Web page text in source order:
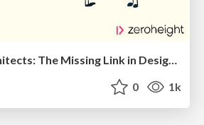
Information Architects: The Missing Link in Design Systems
0 1k